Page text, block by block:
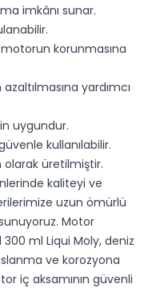
imkânı sunar.
korunmasına
yardımcı
uygundur.
kullanılabilir.
olarak üretilmiştir.
kaliteyi ve
uzun ömürlü
Motor
ml Liqui Moly, deniz
ve korozyona
iç aksamının güvenli